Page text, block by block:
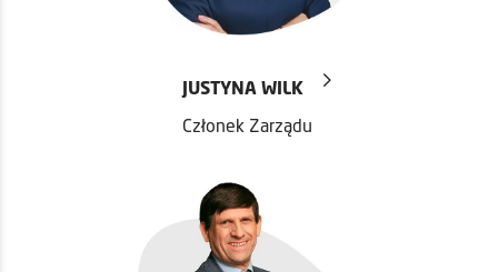
JUSTYNA WILK
Członek Zarządu